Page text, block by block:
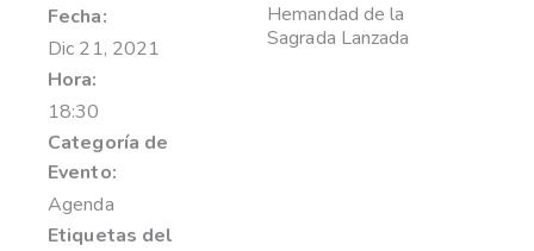
Fecha:
Dic 21, 2021
Hora:
18:30
Categoría de
Evento:
Agenda
Etiquetas del
Hemandad de la
Sagrada Lanzada